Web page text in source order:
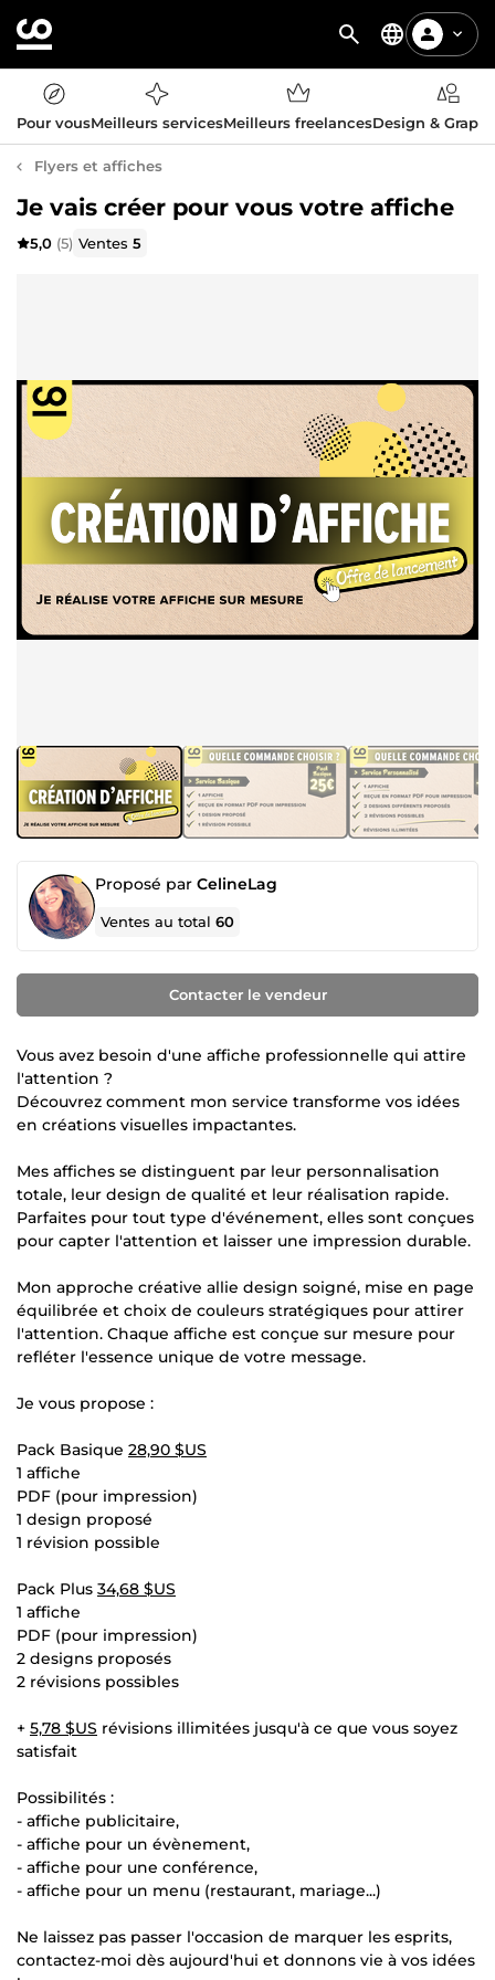
Pour vousMeilleurs servicesMeilleurs freelancesDesign &
Flyers et affiches
Je vais créer pour vous votre affiche
5,0 (5) Ventes5
Proposé par CelineLag
Ventes au total60
Contacter le vendeur
Vous avez besoin d'une affiche professionnelle qui attire
l'attention ?
Découvrez comment mon service transforme vos idées
en créations visuelles impactantes.
Mes affiches se distinguent par leur personnalisation
totale, leur design de qualité et leur réalisation rapide.
Parfaites pour tout type d'événement, elles sont conçues
pour capter l'attention et laisser une impression durable.
Mon approche créative allie design soigné, mise en page
équilibrée et choix de couleurs stratégiques pour attirer
l'attention. Chaque affiche est conçue sur mesure pour
refléter l'essence unique de votre message.
Je vous propose :
Pack Basique 28,90 $US
1 affiche
PDF (pour impression)
1 design proposé
1 révision possible
Pack Plus 34,68 $US
1 affiche
PDF (pour impression)
2 designs proposés
2 révisions possibles
+ 5,78 $US révisions illimitées jusqu'à ce que vous soyez
satisfait
Possibilités :
- affiche publicitaire,
- affiche pour un évènement,
- affiche pour une conférence,
- affiche pour un menu (restaurant, mariage...)
Ne laissez pas passer l'occasion de marquer les esprits,
contactez-moi dès aujourd'hui et donnons vie à vos idées